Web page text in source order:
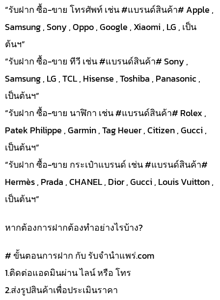
“รับฝาก ซื้อ-ขาย โทรศัพท์ เช่น #แบรนด์สินค้า# Apple ,
Samsung , Sony , Oppo , Google , Xiaomi , LG , เป็น
ต้นฯ”
“รับฝาก ซื้อ-ขาย ทีวี เช่น #แบรนด์สินค้า# Sony ,
Samsung , LG , TCL , Hisense , Toshiba , Panasonic ,
เป็นต้นฯ”
“รับฝาก ซื้อ-ขาย นาฬิกา เช่น #แบรนด์สินค้า# Rolex ,
Patek Philippe , Garmin , Tag Heuer , Citizen , Gucci ,
เป็นต้นฯ”
“รับฝาก ซื้อ-ขาย กระเป๋าแบรนด์ เช่น #แบรนด์สินค้า#
Hermès , Prada , CHANEL , Dior , Gucci , Louis Vuitton ,
เป็นต้นฯ”
หากต้องการฝากต้องทำอย่างไรบ้าง?
# ขั้นตอนการฝาก กับ รับจำนำแพร่.com
1.ติดต่อแอดมินผ่าน ไลน์ หรือ โทร
2.ส่งรูปสินค้าเพื่อประเมินราคา